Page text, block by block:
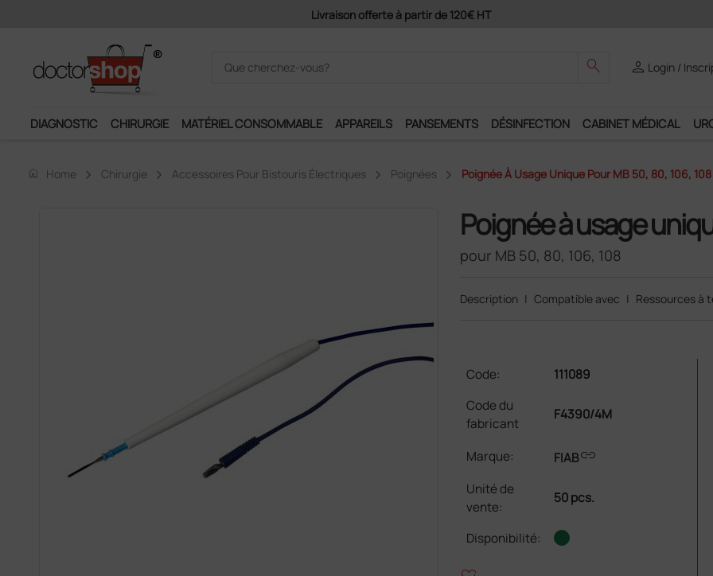
Paiement 4X avec Paypal
search person Login /
DIAGNOSTIC CHIRURGIE MATÉRIEL CONSOMMABLE APPAREILS PANSEMENTS DÉSINFECTION CABINET MÉDICAL
home Home Chirurgie Accessoires Pour Bistouris Électriques Poignées Poignée À Usage Unique Pour MB 50, 80, 106, 108
Poignée à usage
pour MB 50, 80, 106, 108
Description | Compatible avec | Ressources à
Code:
111089
Code du
fabricant
F4390/4M
Marque: FIABlink
Unité de
vente:
50 pcs.
Disponibilité: